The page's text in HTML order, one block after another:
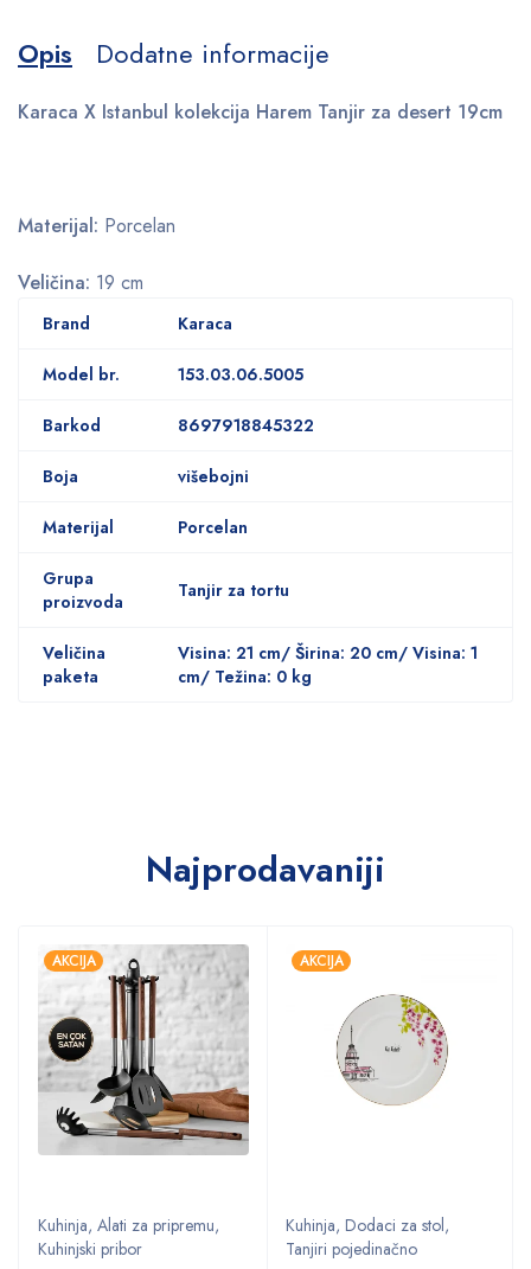
Opis Dodatne informacije
Karaca X Istanbul kolekcija Harem Tanjir za desert 19cm
Materijal: Porcelan
Veličina: 19 cm
Brand Karaca
Model br. 153.03.06.5005
Barkod 8697918845322
Boja višebojni
Materijal Porcelan
Grupa
proizvoda
Tanjir za tortu
Veličina
paketa
Visina: 21 cm/ Širina: 20 cm/ Visina: 1
cm/ Težina: 0 kg
Najprodavaniji
AKCIJA
Kuhinja, Alati za pripremu,
Kuhinjski pribor
AKCIJA
Kuhinja, Dodaci za stol,
Tanjiri pojedinačno